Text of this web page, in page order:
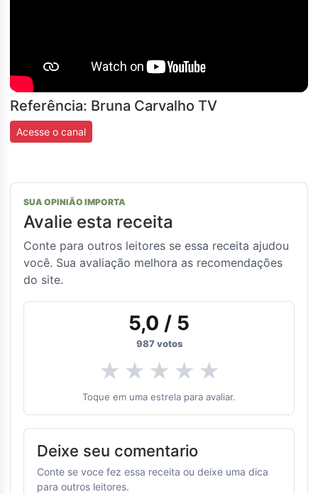
Referência: Bruna Carvalho TV
Acesse o canal
SUA OPINIÃO IMPORTA
Avalie esta receita
Conte para outros leitores se essa receita ajudou
você. Sua avaliação melhora as recomendações
do site.
5,0 / 5
987votos
★ ★ ★ ★ ★
Toque em uma estrela para avaliar.
Deixe seu comentario
Conte se voce fez essa receita ou deixe uma dica
para outros leitores.